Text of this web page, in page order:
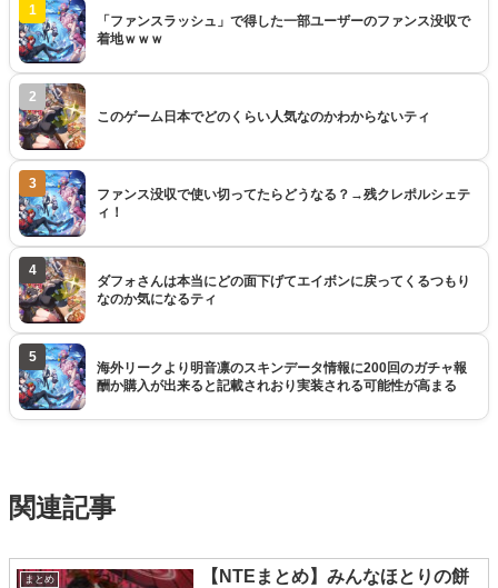
1
「ファンスラッシュ」で得した一部ユーザーのファンス没収で
着地ｗｗｗ
2
このゲーム日本でどのくらい人気なのかわからないティ
3
ファンス没収で使い切ってたらどうなる？→残クレポルシェテ
ィ！
4
ダフォさんは本当にどの面下げてエイボンに戻ってくるつもり
なのか気になるティ
5
海外リークより明音凛のスキンデータ情報に200回のガチャ報
酬か購入が出来ると記載されおり実装される可能性が高まる
関連記事
まとめ
【NTEまとめ】みんなほとりの餅